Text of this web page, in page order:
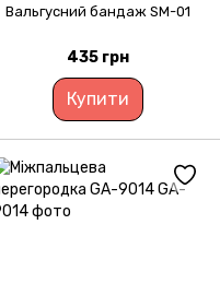
Вальгусний бандаж SM-01
435 грн
Купити